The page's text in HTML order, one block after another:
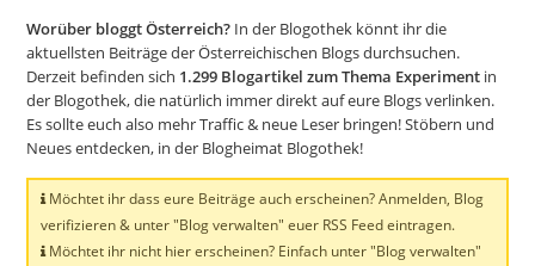
Worüber bloggt Österreich? In der Blogothek könnt ihr die
aktuellsten Beiträge der Österreichischen Blogs durchsuchen.
Derzeit befinden sich 1.299 Blogartikel zum Thema Experiment in
der Blogothek, die natürlich immer direkt auf eure Blogs verlinken.
Es sollte euch also mehr Traffic & neue Leser bringen! Stöbern und
Neues entdecken, in der Blogheimat Blogothek!
Möchtet ihr dass eure Beiträge auch erscheinen? Anmelden, Blog
verifizieren & unter "Blog verwalten" euer RSS Feed eintragen.
Möchtet ihr nicht hier erscheinen? Einfach unter "Blog verwalten"